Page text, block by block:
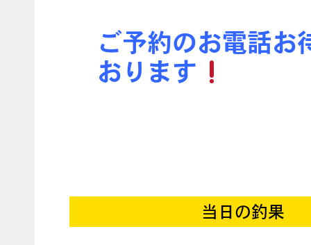
ご予約のお電話お
おります
当日の釣果